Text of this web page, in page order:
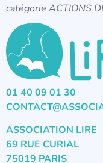
catégorie ACTIONS
01 40 09 01 30
ASSOCIATION LIRE
69 RUE CURIAL
75019 PARIS